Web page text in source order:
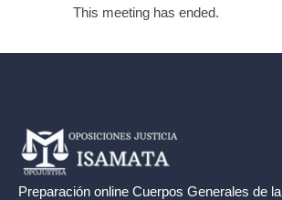
This meeting has ended.
Preparación online Cuerpos Generales de la